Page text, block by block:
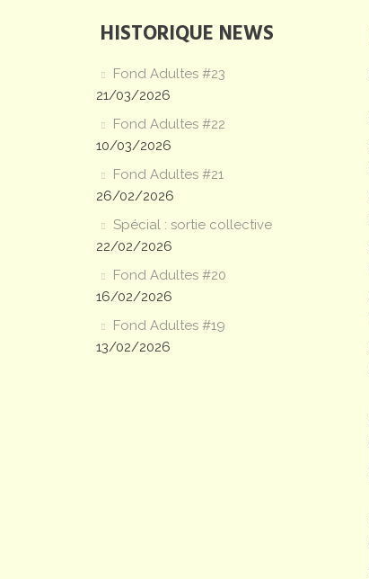
HISTORIQUE NEWS
Fond Adultes #23
21/03/2026
Fond Adultes #22
10/03/2026
Fond Adultes #21
26/02/2026
Spécial : sortie collective
22/02/2026
Fond Adultes #20
16/02/2026
Fond Adultes #19
13/02/2026